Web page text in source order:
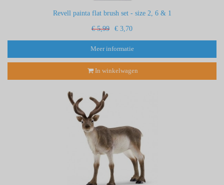
Revell painta flat brush set - size 2, 6 & 1
€ 5,99 € 3,70
Meer informatie
In winkelwagen